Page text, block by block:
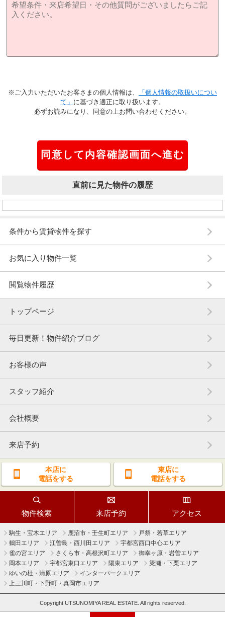
※ご入力いただいたお客さまの個人情報は、
「個人情報の取扱いについ
て」 に基づき適正に取り扱います。
必ずお読みになり、同意の上お問い合わせください。
直前に見た物件の履歴
条件から賃貸物件を探す
お気に入り物件一覧
閲覧物件履歴
トップページ
毎日更新！物件紹介ブログ
お客様の声
スタッフ紹介
会社概要
来店予約
本店に
電話をする
東店に
電話をする
物件検索 来店予約 アクセス
駒生・宝木エリア 鹿沼市・壬生町エリア
戸祭・若草エリア
鶴田エリア
江曽島・西川田エリア
宇都宮西口中心エリア
雀の宮エリア
さくら市・高根沢町エリア
御幸ヶ原・岩曽エリア
岡本エリア
宇都宮東口エリア 陽東エリア
簗瀬・下栗エリア
ゆいの杜・清原エリア
インターパークエリア
上三川町・下野町・真岡市エリア
Copyright UTSUNOMIYA REAL ESTATE. All rights reserved.